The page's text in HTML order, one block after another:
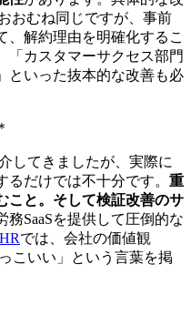
おむね同じですが、事前
、解約理由を明確化するこ
「カスタマーサクセス部門
といった抜本的な改善も必
してきましたが、実際に
だけでは不十分です。 重
こと。そして検証改善のサ
務SaaSを提供して圧倒的な
では、会社の価値観
こいい」という言葉を掲